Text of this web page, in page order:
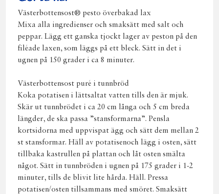
Västerbottensost® pesto överbakad lax
Mixa alla ingredienser och smaksätt med salt och
peppar. Lägg ett ganska tjockt lager av peston på den
filéade laxen, som läggs på ett bleck. Sätt in det i
ugnen på 150 grader i ca 8 minuter.
Västerbottensost puré i tunnbröd
Koka potatisen i lättsaltat vatten tills den är mjuk.
Skär ut tunnbrödet i ca 20 cm långa och 5 cm breda
längder, de ska passa ”stansformarna”. Pensla
kortsidorna med uppvispat ägg och sätt dem mellan 2
st stansformar. Häll av potatisenoch lägg i osten, sätt
tillbaka kastrullen på plattan och låt osten smälta
något. Sätt in tunnbröden i ugnen på 175 grader i 1-2
minuter, tills de blivit lite hårda. Häll. Pressa
potatisen/osten tillsammans med smöret. Smaksätt